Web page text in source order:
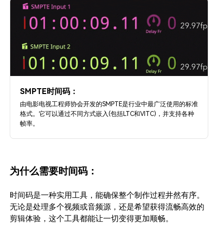
SMPTE时间码：
由电影电视工程师协会开发的SMPTE是行业中最广泛使用的标准
格式。它可以通过不同方式嵌入(包括LTC和VITC)，并支持各种
帧率。
为什么需要时间码：
时间码是一种实用工具，能确保整个制作过程井然有序。
无论是处理多个视频或音频源，还是希望获得流畅高效的
剪辑体验，这个工具都能让一切变得更加顺畅。